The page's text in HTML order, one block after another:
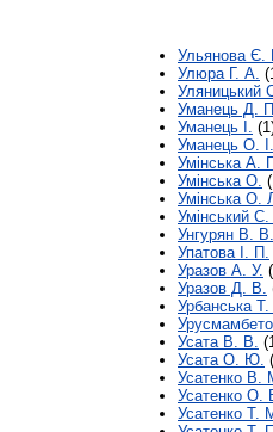
Ульянова Є.
Улюра Г. А.
Уляницький
Уманець Д.
Уманець І.
Уманець О. І.
Умінська А.
Умінська О.
Умінська О.
Умінський
Унгурян В. В.
Упатова І. П.
Уразов А. У.
Уразов Д. В.
Урбанська
Усата В. В.
Усата О. Ю.
Усатенко В.
Усатенко О.
Усатенко Т.